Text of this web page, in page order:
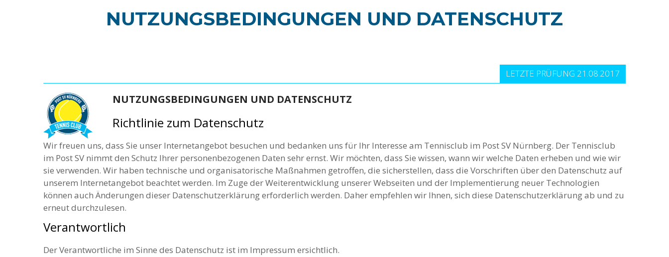
NUTZUNGSBEDINGUNGEN UND DATENSCHUTZ
LETZTE PRÜFUNG 21.08.2017
NUTZUNGSBEDINGUNGEN UND DATENSCHUTZ
Richtlinie zum Datenschutz
Wir freuen uns, dass Sie unser Internetangebot besuchen und bedanken uns für Ihr Interesse am Tennisclub im Post SV Nürnberg. Der Tennisclub
im Post SV nimmt den Schutz Ihrer personenbezogenen Daten sehr ernst. Wir möchten, dass Sie wissen, wann wir welche Daten erheben und wie wir
sie verwenden. Wir haben technische und organisatorische Maßnahmen getroffen, die sicherstellen, dass die Vorschriften über den Datenschutz auf
unserem Internetangebot beachtet werden. Im Zuge der Weiterentwicklung unserer Webseiten und der Implementierung neuer Technologien
können auch Änderungen dieser Datenschutzerklärung erforderlich werden. Daher empfehlen wir Ihnen, sich diese Datenschutzerklärung ab und zu
erneut durchzulesen.
Verantwortlich
Der Verantwortliche im Sinne des Datenschutz ist im Impressum ersichtlich.